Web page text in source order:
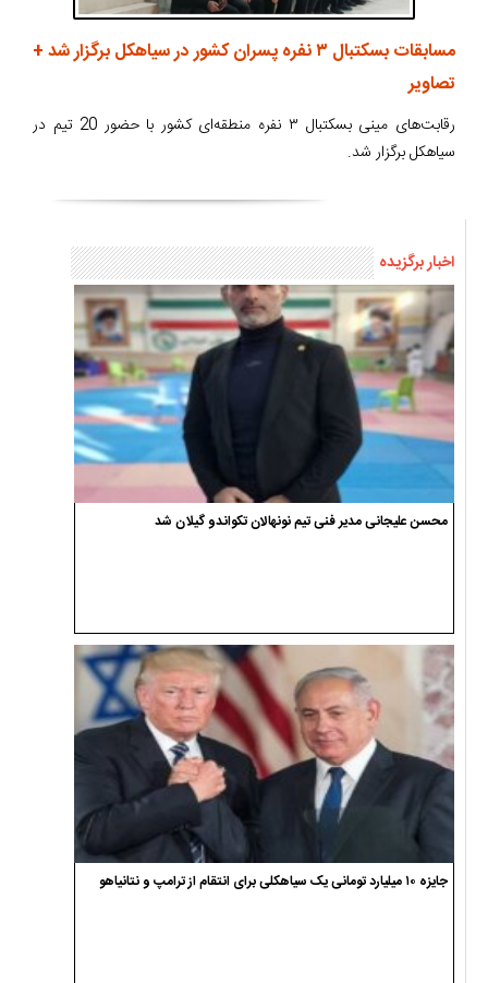
مسابقات بسکتبال ۳ نفره پسران کشور در سیاهکل برگزار شد +
تصاویر
رقابت‌های مینی بسکتبال ۳ نفره منطقه‌ای کشور با حضور 20 تیم در
سیاهکل برگزار شد.
اخبار برگزیده
محسن علیجانی مدیر فنی تیم نونهالان تکواندو گیلان شد
جایزه ۱۰ میلیارد تومانی یک سیاهکلی برای انتقام از ترامپ و نتانیاهو